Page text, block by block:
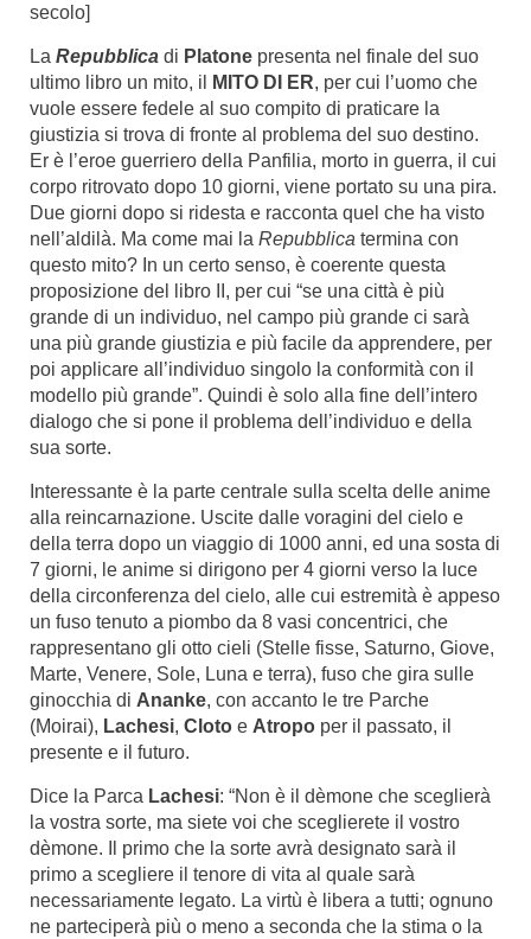
secolo]
La Repubblica di Platone presenta nel finale del suo
ultimo libro un mito, il
MITO DI ER, per cui l’uomo che
vuole essere fedele al suo compito di praticare la
giustizia si trova di fronte al problema del suo destino.
Er è l’eroe guerriero della Panfilia, morto in guerra, il cui
corpo ritrovato dopo 10 giorni, viene portato su una pira.
Due giorni dopo si ridesta e racconta quel che ha visto
nell’aldilà. Ma come mai la Repubblica termina con
questo mito? In un certo senso, è coerente questa
proposizione del libro II, per cui “se una città è più
grande di un individuo, nel campo più grande ci sarà
una più grande giustizia e più facile da apprendere, per
poi applicare all’individuo singolo la conformità con il
modello più grande”. Quindi è solo alla fine dell’intero
dialogo che si pone il problema dell’individuo e della
sua sorte.
Interessante è la parte centrale sulla scelta delle anime
alla reincarnazione. Uscite dalle voragini del cielo e
della terra dopo un viaggio di 1000 anni, ed una sosta di
7 giorni, le anime si dirigono per 4 giorni verso la luce
della circonferenza del cielo, alle cui estremità è appeso
un fuso tenuto a piombo da 8 vasi concentrici, che
rappresentano gli otto cieli (Stelle fisse, Saturno, Giove,
Marte, Venere, Sole, Luna e terra), fuso che gira sulle
ginocchia di Ananke, con accanto le tre Parche
(Moirai), Lachesi, Cloto e Atropo per il passato, il
presente e il futuro.
Dice la Parca Lachesi: “Non è il dèmone che sceglierà
la vostra sorte, ma siete voi che sceglierete il vostro
dèmone. Il primo che la sorte avrà designato sarà il
primo a scegliere il tenore di vita al quale sarà
necessariamente legato. La virtù è libera a tutti; ognuno
ne parteciperà più o meno a seconda che la stima o la